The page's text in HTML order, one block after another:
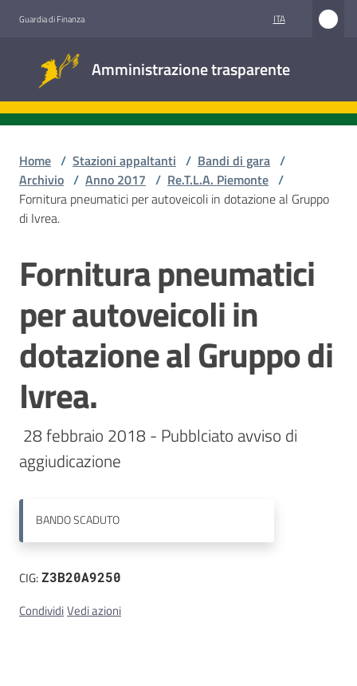
Guardia di Finanza ITA
Amministrazione trasparente
trasparente
Accesso
Stazioni
appaltanti
Contatti
Home / Stazioni appaltanti / Bandi di gara /
Archivio / Anno 2017 / Re.T.L.A. Piemonte /
Fornitura pneumatici per autoveicoli in dotazione al Gruppo
di Ivrea.
Salta al contenuto
Fornitura pneumatici
per autoveicoli in
dotazione al Gruppo di
Ivrea.
aggiudicazione
BANDOSCADUTO
CIG:Z3B20A9250
CondividiVedi azioni